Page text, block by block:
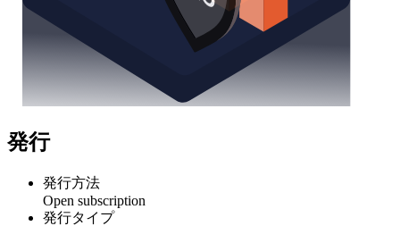
発行
発行方法
Open subscription
発行タイプ